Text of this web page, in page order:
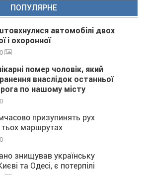
ПОПУЛЯРНЕ
автомобілі двох
і охоронної
0
помер чоловік, який
внаслідок останньої
по нашому місту
0
призупинять рух
тьох маршрутах
0
знищував українську
та Одесі, є потерпілі